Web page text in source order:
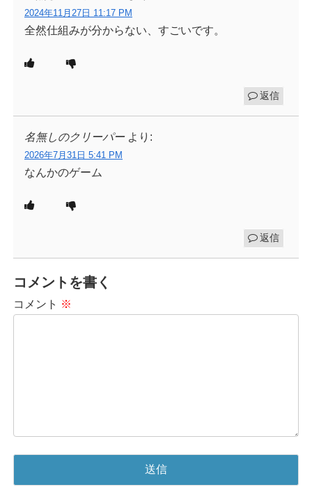
2024年11月27日 11:17 PM
全然仕組みが分からない、すごいです。
返信
名無しのクリーパー より:
2026年7月31日 5:41 PM
なんかのゲーム
返信
コメントを書く
コメント ※